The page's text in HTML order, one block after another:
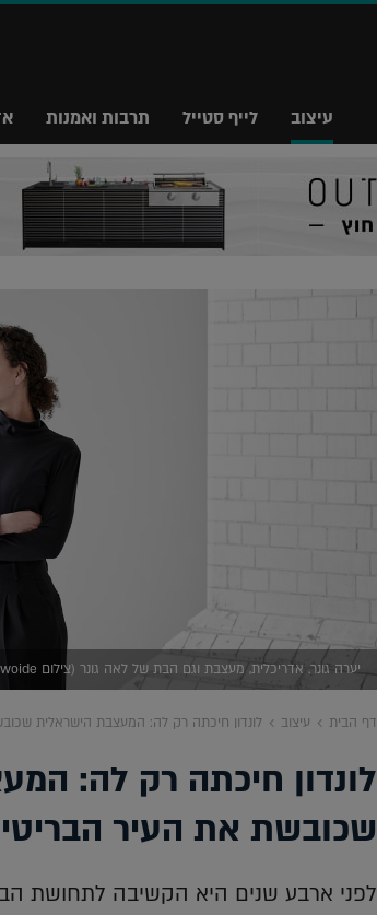
עיצוב לייף סטייל תרבות ואמנות
יערה גונר. אדריכלית, מעצבת וגם הבת של לאה גונר (צילום henry woide)
דף הבית עיצוב לונדון חיכתה רק לה: המעצבת הישראלית
לונדון חיכתה רק לה:
שכובשת את העיר
לפני ארבע שנים היא הקשיבה לתחושת